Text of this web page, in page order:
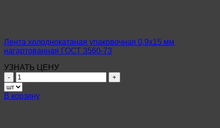
Лента холоднокатаная упаковочная 0,9х15 мм
нагартованная ГОСТ 3560-73
УЗНАТЬ ЦЕНУ
Количество
товара
Лента
холоднокатаная
В корзину